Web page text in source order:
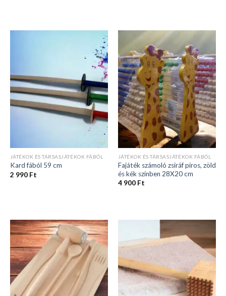
JÁTÉKOK ÉS TÁRSASJÁTÉKOK FÁBÓL
Kard fából 59 cm
2 990 Ft
JÁTÉKOK ÉS TÁRSASJÁTÉKOK FÁBÓL
Fajáték számoló zsiráf piros, zöld
és kék színben 28X20 cm
4 900 Ft